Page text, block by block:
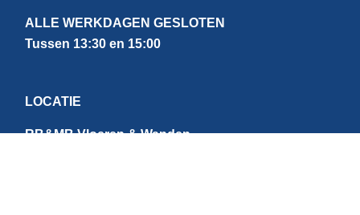
ALLE WERKDAGEN GESLOTEN
Tussen 13:30 en 15:00
LOCATIE
RB&MB Vloeren & Wanden